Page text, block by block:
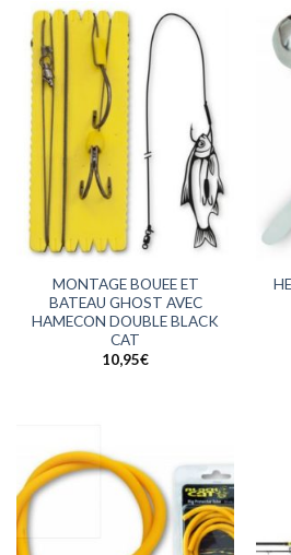
MONTAGE BOUEE ET
BATEAU GHOST AVEC
HAMECON DOUBLE BLACK
CAT
10,95€